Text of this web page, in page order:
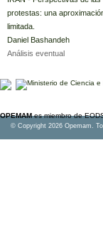
protestas: una
limitada.
Daniel Bashandeh
Análisis eventual
OPEMAMes miembro de
© Copyright 2026 Opemam.